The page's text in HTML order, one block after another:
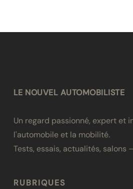
LE NOUVEL AUTOMOBILISTE
Un regard passionné, expert et
l'automobile et la mobilité.
Tests, essais, actualités, salons
RUBRIQUES